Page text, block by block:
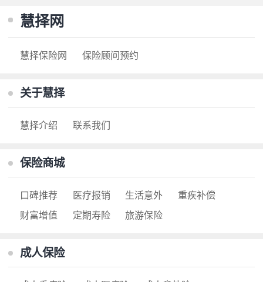
慧择网
慧择保险网 保险顾问预约
关于慧择
慧择介绍 联系我们
保险商城
口碑推荐 医疗报销 生活意外
重疾补偿
财富增值
定期寿险 旅游保险
成人保险